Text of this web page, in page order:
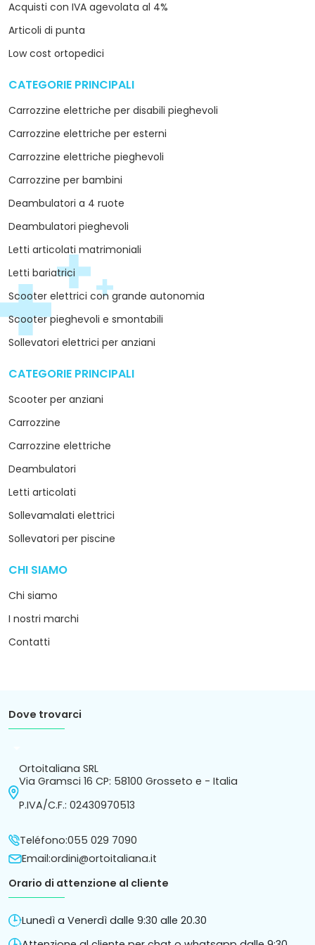
Acquisti con IVA agevolata al 4%
Articoli di punta
Low cost ortopedici
CATEGORIE PRINCIPALI
Carrozzine elettriche per disabili pieghevoli
Carrozzine elettriche per esterni
Carrozzine elettriche pieghevoli
Carrozzine per bambini
Deambulatori a 4 ruote
Deambulatori pieghevoli
Letti articolati matrimoniali
Letti bariatrici
Scooter elettrici con grande autonomia
Scooter pieghevoli e smontabili
Sollevatori elettrici per anziani
CATEGORIE PRINCIPALI
Scooter per anziani
Carrozzine
Carrozzine elettriche
Deambulatori
Letti articolati
Sollevamalati elettrici
Sollevatori per piscine
CHI SIAMO
Chi siamo
I nostri marchi
Contatti
Dove trovarci
Ortoitaliana SRL
Via Gramsci 16 CP: 58100 Grosseto e - Italia
P.IVA/C.F.: 02430970513
Teléfono:055 029 7090
Email:ordini@ortoitaliana.it
Orario di attenzione al cliente
Lunedì a Venerdì dalle 9:30 alle 20.30